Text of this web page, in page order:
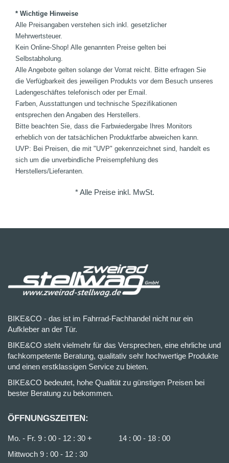
* Wichtige Hinweise
Alle Preisangaben verstehen sich inkl. gesetzlicher
Mehrwertsteuer.
Kein Online-Shop! Alle genannten Preise gelten bei
Selbstabholung.
Alle Angebote gelten solange der Vorrat reicht. Bitte erfragen Sie
die Verfügbarkeit des jeweiligen Produkts vor dem Besuch unseres
Ladengeschäftes telefonisch oder per Email.
Farben, Ausstattungen und technische Spezifikationen
entsprechen den Angaben des Herstellers.
Bitte beachten Sie, dass die Farbwiedergabe Ihres Monitors
erheblich von der tatsächlichen Produktfarbe abweichen kann.
UVP: Bei Preisen, die mit "UVP" gekennzeichnet sind, handelt es
sich um die unverbindliche Preisempfehlung des
Herstellers/Lieferanten.
* Alle Preise inkl. MwSt.
BIKE&CO - das ist im Fahrrad-Fachhandel nicht nur ein
Aufkleber an der Tür.
BIKE&CO steht vielmehr für das Versprechen, eine ehrliche und
fachkompetente Beratung, qualitativ sehr hochwertige Produkte
und einen erstklassigen Service zu bieten.
BIKE&CO bedeutet, hohe Qualität zu günstigen Preisen bei
bester Beratung zu bekommen.
ÖFFNUNGSZEITEN:
Mo. - Fr. 9 : 00 - 12 : 30 + 14 : 00 - 18 : 00
Mittwoch 9 : 00 - 12 : 30